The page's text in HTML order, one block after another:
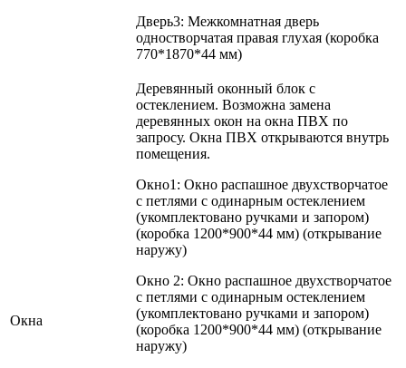
Дверь3: Межкомнатная дверь
одностворчатая правая глухая (коробка
770*1870*44 мм)
Окна
Деревянный оконный блок с
остеклением. Возможна замена
деревянных окон на окна ПВХ по
запросу. Окна ПВХ открываются внутрь
помещения.
Окно1: Окно распашное двухстворчатое
с петлями с одинарным остеклением
(укомплектовано ручками и запором)
(коробка 1200*900*44 мм) (открывание
наружу)
Окно 2: Окно распашное двухстворчатое
с петлями с одинарным остеклением
(укомплектовано ручками и запором)
(коробка 1200*900*44 мм) (открывание
наружу)